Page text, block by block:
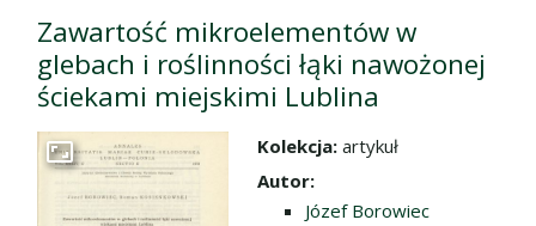
Zawartość mikroelementów w
glebach i roślinności łąki nawożonej
ściekami miejskimi Lublina
Przejdź do zbioru
Kolekcja: artykuł
Autor:
Józef Borowiec